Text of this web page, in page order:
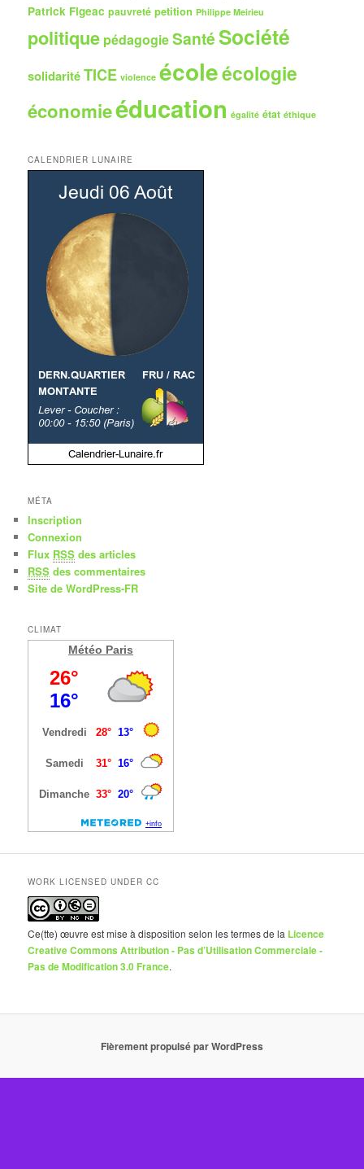
Patrick Figeac pauvreté petition Philippe Meirieu
politique pédagogieSantéSociété
solidaritéTICE violence écoleécologie
économieéducation égalité état éthique
CALENDRIER LUNAIRE
MÉTA
Inscription
Connexion
Flux RSS des articles
RSS des commentaires
Site de WordPress-FR
CLIMAT
Météo Paris
WORK LICENSED UNDER CC
Ce(tte) œuvre est mise à disposition selon les termes de la Licence
Creative Commons Attribution - Pas d’Utilisation Commerciale -
Pas de Modification 3.0 France.
Fièrement propulsé par WordPress